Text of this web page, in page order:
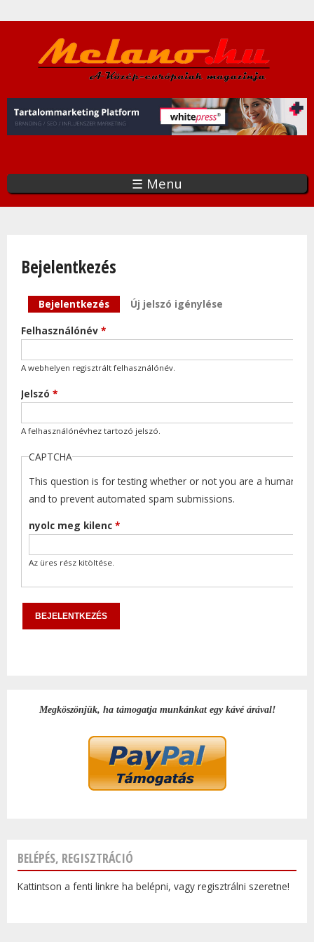
a
tartalomra
☰ Menu
Bejelentkezés
Elsődleges fülek
Bejelentkezés (aktív fül)
Új jelszó igénylése
Felhasználónév *
A webhelyen regisztrált felhasználónév.
Jelszó *
A felhasználónévhez tartozó jelszó.
CAPTCHA
This question is for testing whether or not you are a human
and to prevent automated spam submissions.
nyolc meg kilenc *
Az üres rész kitöltése.
Megköszönjük, ha támogatja munkánkat egy kávé árával!
BELÉPÉS, REGISZTRÁCIÓ
Kattintson a fenti linkre ha belépni, vagy regisztrálni szeretne!